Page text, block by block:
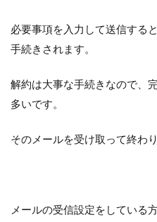
必要事項を入力して送信する
手続きされます。
解約は大事な手続きなので、
多いです。
そのメールを受け取って終わ
メールの受信設定をしている